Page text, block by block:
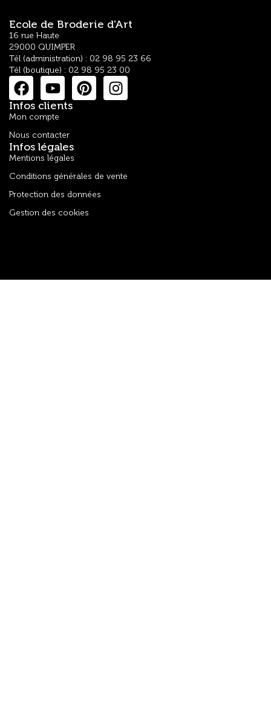
Ecole de Broderie d'Art
16 rue Haute
29000 QUIMPER
Tél (administration) : 02 98 95 23 66
Tél (boutique) : 02 98 95 23 00
Infos clients
Mon compte
Nous contacter
Infos légales
Mentions légales
Conditions générales de vente
Protection des données
Gestion des cookies